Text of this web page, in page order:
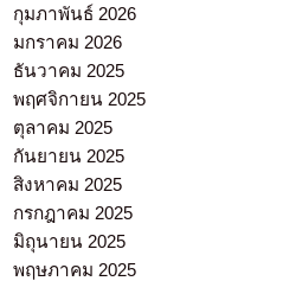
กุมภาพันธ์ 2026
มกราคม 2026
ธันวาคม 2025
พฤศจิกายน 2025
ตุลาคม 2025
กันยายน 2025
สิงหาคม 2025
กรกฎาคม 2025
มิถุนายน 2025
พฤษภาคม 2025